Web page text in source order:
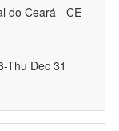
do Ceará - CE -
Thu Dec 31